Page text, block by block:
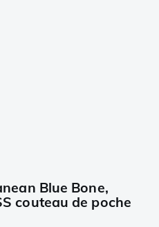
Blue Bone,
couteau de poche